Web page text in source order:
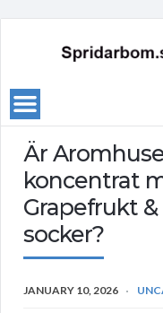
Är
koncentrat
Grapefrukt
socker?
JANUARY 10, 2026